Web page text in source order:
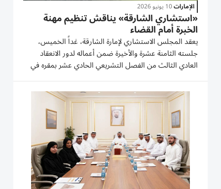
الإمارات10 يونيو 2026
«استشاري الشارقة» يناقش تنظيم مهنة
الخبرة أمام القضاء
يعقد المجلس الاستشاري لإمارة الشارقة، غداً الخميس،
جلسته الثامنة عشرة والأخيرة ضمن أعماله لدور الانعقاد
العادي الثالث من الفصل التشريعي الحادي عشر بمقره في
مدينة الشارقة برئاسة حليمة حميد العويس رئيسة المجلس.
ويتضمن جدول الأعمال بعد التصديق على مضبطة الجلسة
السابعة عشرة...